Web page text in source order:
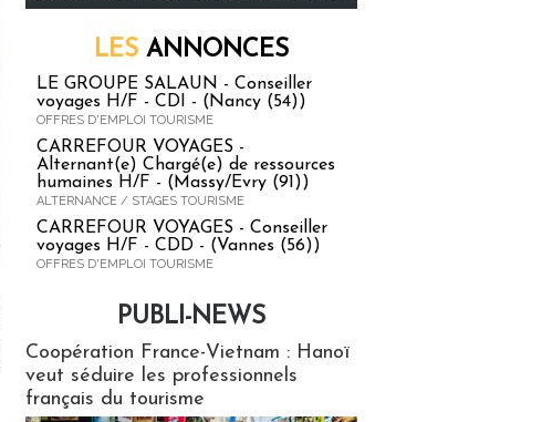
LES ANNONCES
LE GROUPE SALAUN - Conseiller
voyages H/F - CDI - (Nancy (54))
OFFRES D'EMPLOI TOURISME
CARREFOUR VOYAGES -
Alternant(e) Chargé(e) de ressources
humaines H/F - (Massy/Evry (91))
ALTERNANCE / STAGES TOURISME
CARREFOUR VOYAGES - Conseiller
voyages H/F - CDD - (Vannes (56))
OFFRES D'EMPLOI TOURISME
PUBLI-NEWS
Coopération France-Vietnam : Hanoï
veut séduire les professionnels
français du tourisme